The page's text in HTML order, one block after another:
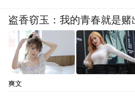
盗香窃玉：我的青春就是赌
爽文